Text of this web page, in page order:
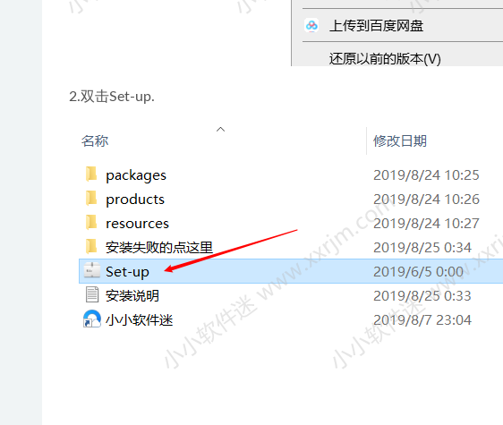
2.双击Set-up.